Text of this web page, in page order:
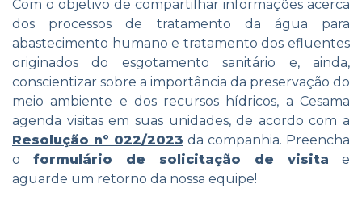
Com o objetivo de compartilhar informações acerca
dos processos de tratamento da água para
abastecimento humano e tratamento dos efluentes
originados do esgotamento sanitário e, ainda,
conscientizar sobre a importância da preservação do
meio ambiente e dos recursos hídricos, a Cesama
agenda visitas em suas unidades, de acordo com a
Resolução nº 022/2023 da companhia. Preencha
o formulário de solicitação de visita e
aguarde um retorno da nossa equipe!